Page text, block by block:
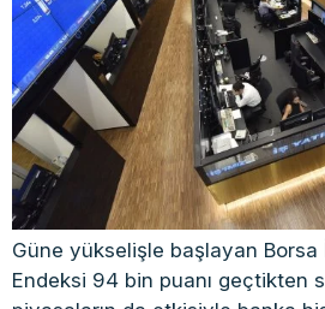
Güne yükselişle başlayan Borsa
Endeksi 94 bin puanı geçtikten